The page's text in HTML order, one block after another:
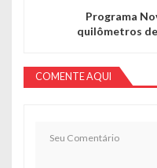
Programa
quilômetros
COMENTE AQUI